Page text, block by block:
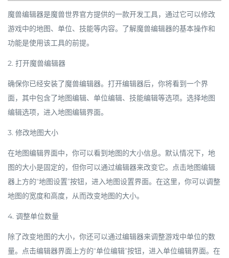
魔兽编辑器是魔兽世界官方提供的一款开发工具，通过它可以修改
游戏中的地图、单位、技能等内容。了解魔兽编辑器的基本操作和
功能是使用该工具的前提。
2. 打开魔兽编辑器
确保你已经安装了魔兽编辑器。打开编辑器后，你将看到一个界
面，其中包含了地图编辑、单位编辑、技能编辑等选项。选择地图
编辑选项，进入地图编辑界面。
3. 修改地图大小
在地图编辑界面中，你可以看到地图的大小信息。默认情况下，地
图的大小是固定的，但你可以通过编辑器来改变它。点击地图编辑
器上方的“地图设置”按钮，进入地图设置界面。在这里，你可以调整
地图的宽度和高度，从而改变地图的大小。
4. 调整单位数量
除了改变地图的大小，你还可以通过编辑器来调整游戏中单位的数
量。点击编辑器界面上方的“单位编辑”按钮，进入单位编辑界面。在